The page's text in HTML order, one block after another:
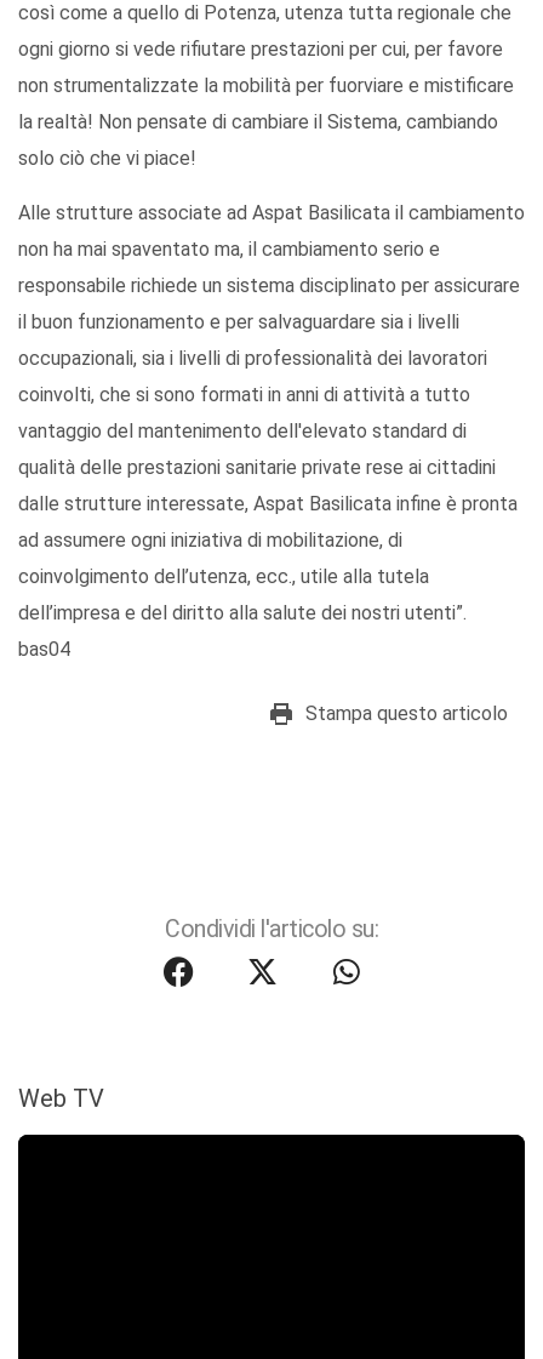
così come a quello di Potenza, utenza tutta regionale che
ogni giorno si vede rifiutare prestazioni per cui, per favore
non strumentalizzate la mobilità per fuorviare e mistificare
la realtà! Non pensate di cambiare il Sistema, cambiando
solo ciò che vi piace!
Alle strutture associate ad Aspat Basilicata il cambiamento
non ha mai spaventato ma, il cambiamento serio e
responsabile richiede un sistema disciplinato per assicurare
il buon funzionamento e per salvaguardare sia i livelli
occupazionali, sia i livelli di professionalità dei lavoratori
coinvolti, che si sono formati in anni di attività a tutto
vantaggio del mantenimento dell'elevato standard di
qualità delle prestazioni sanitarie private rese ai cittadini
dalle strutture interessate, Aspat Basilicata infine è pronta
ad assumere ogni iniziativa di mobilitazione, di
coinvolgimento dell’utenza, ecc., utile alla tutela
dell’impresa e del diritto alla salute dei nostri utenti”.
bas04
Stampa questo articolo
Condividi l'articolo su:
Web TV